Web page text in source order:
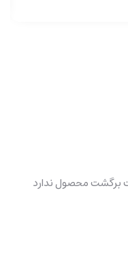
برگشت محصول ندارد